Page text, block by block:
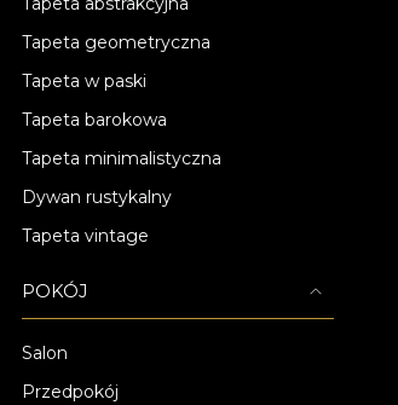
Tapeta geometryczna
Tapeta w paski
Tapeta barokowa
Tapeta minimalistyczna
Dywan rustykalny
Tapeta vintage
POKÓJ
Salon
Przedpokój